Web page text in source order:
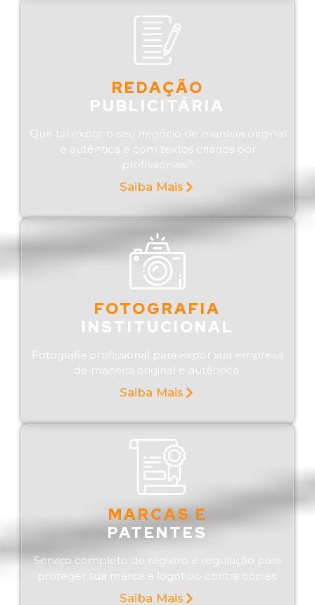
REDAÇÃO
PUBLICITÁRIA
Que tal expor o seu negócio de maneira original
e autêntica e com textos criados por
profissionais?!
Saiba Mais
FOTOGRAFIA
INSTITUCIONAL
Fotografia profissional para expor sua empresa
de maneira original e autêntica.
Saiba Mais
MARCAS E
PATENTES
Serviço completo de registro e regulação para
proteger sua marca e logotipo contra cópias.
Saiba Mais